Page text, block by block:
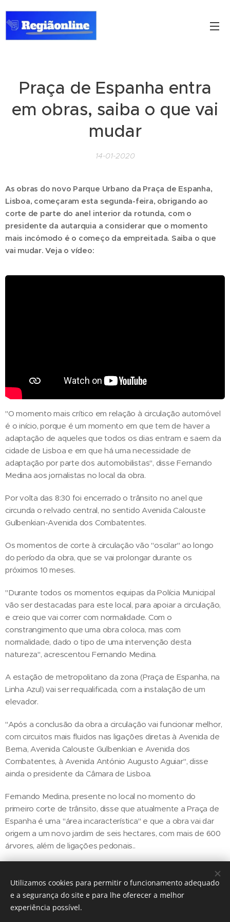
Praça de Espanha entra
em obras, saiba o que vai
mudar
14-01-2020
As obras do novo Parque Urbano da Praça de Espanha,
Lisboa, começaram esta segunda-feira, obrigando ao
corte de parte do anel interior da rotunda, com o
presidente da autarquia a considerar que o momento
mais incómodo é o começo da empreitada. Saiba o que
vai mudar. Veja o vídeo:
"O momento mais crítico em relação à circulação automóvel
é o início, porque é um momento em que tem de haver a
adaptação de aqueles que todos os dias entram e saem da
cidade de Lisboa e em que há uma necessidade de
adaptação por parte dos automobilistas", disse Fernando
Medina aos jornalistas no local da obra.
Por volta das 8:30 foi encerrado o trânsito no anel que
circunda o relvado central, no sentido Avenida Calouste
Gulbenkian-Avenida dos Combatentes.
Os momentos de corte à circulação vão "oscilar" ao longo
do período da obra, que se vai prolongar durante os
próximos 10 meses.
"Durante todos os momentos equipas da Polícia Municipal
vão ser destacadas para este local, para apoiar a circulação,
e creio que vai correr com normalidade. Com o
constrangimento que uma obra coloca, mas com
normalidade, dado o tipo de uma intervenção desta
natureza", acrescentou Fernando Medina.
A estação de metropolitano da zona (Praça de Espanha, na
Linha Azul) vai ser requalificada, com a instalação de um
elevador.
"Após a conclusão da obra a circulação vai funcionar melhor,
com circuitos mais fluidos nas ligações diretas à Avenida de
Berna, Avenida Calouste Gulbenkian e Avenida dos
Combatentes, à Avenida António Augusto Aguiar", disse
ainda o presidente da Câmara de Lisboa.
Fernando Medina, presente no local no momento do
primeiro corte de trânsito, disse que atualmente a Praça de
Espanha é uma "área incaracterística" e que a obra vai dar
origem a um novo jardim de seis hectares, com mais de 600
árvores, além de ligações pedonais..
Share
Utilizamos cookies para permitir o funcionamento adequado
e a segurança do site e para lhe oferecer a melhor
experiência possível.